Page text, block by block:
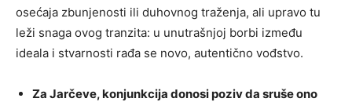
osećaja zbunjenosti ili duhovnog traženja, ali upravo tu
leži snaga ovog tranzita: u unutrašnjoj borbi između
ideala i stvarnosti rađa se novo, autentično vođstvo.
Za Jarčeve, konjunkcija donosi poziv da sruše ono